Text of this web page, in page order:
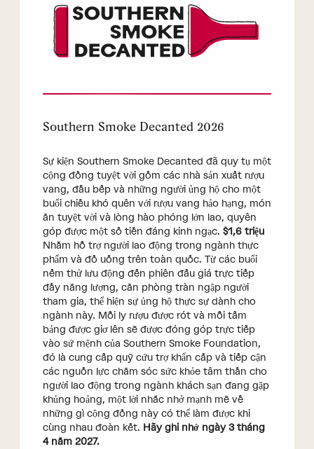
Southern Smoke Decanted 2026
Sự kiện Southern Smoke Decanted đã quy tụ một
cộng đồng tuyệt vời gồm các nhà sản xuất rượu
vang, đầu bếp và những người ủng hộ cho một
buổi chiều khó quên với rượu vang hảo hạng, món
ăn tuyệt vời và lòng hào phóng lớn lao, quyên
góp được một số tiền đáng kinh ngạc. $1,6 triệu
Nhằm hỗ trợ người lao động trong ngành thực
phẩm và đồ uống trên toàn quốc. Từ các buổi
nếm thử lưu động đến phiên đấu giá trực tiếp
đầy năng lượng, căn phòng tràn ngập người
tham gia, thể hiện sự ủng hộ thực sự dành cho
ngành này. Mỗi ly rượu được rót và mỗi tấm
bảng được giơ lên sẽ được đóng góp trực tiếp
vào sứ mệnh của Southern Smoke Foundation,
đó là cung cấp quỹ cứu trợ khẩn cấp và tiếp cận
các nguồn lực chăm sóc sức khỏe tâm thần cho
người lao động trong ngành khách sạn đang gặp
khủng hoảng, một lời nhắc nhở mạnh mẽ về
những gì cộng đồng này có thể làm được khi
cùng nhau đoàn kết. Hãy ghi nhớ ngày 3 tháng
4 năm 2027.